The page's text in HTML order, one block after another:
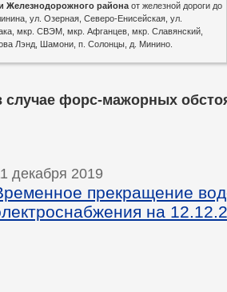
Железнодорожного района от железной дороги до
ул. Озерная, Северо-Енисейская, ул.
мкр. СВЭМ, мкр. Афганцев, мкр. Славянский,
Лэнд, Шамони, п. Солонцы, д. Минино.
случае форс-мажорных
декабря 2019
прекращение
на